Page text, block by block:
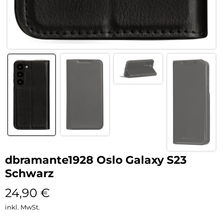
dbramante1928 Oslo Galaxy S23
Schwarz
24,90 €
inkl. MwSt.